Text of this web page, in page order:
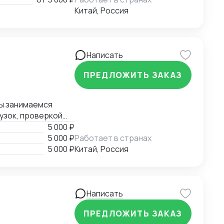
Китай, Россия
занимаемся
проверкой
и мы всегда
в Китае.
5 000 ₽
5 000 ₽
5 000 ₽
Написать
ПРЕДЛОЖИТЬ ЗАКАЗ
Работает в странах
Китай, Россия
Написать
ПРЕДЛОЖИТЬ ЗАКАЗ